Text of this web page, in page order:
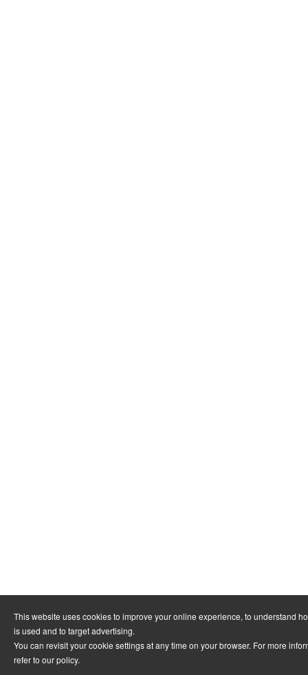
This website uses cookies to improve your online experience, to understand
is used and to target advertising.
You can revisit your cookie settings at any time on your browser. For more
refer to our policy.